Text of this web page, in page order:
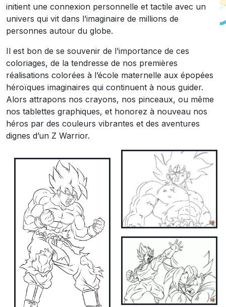
initient une connexion personnelle et tactile avec un
univers qui vit dans l’imaginaire de millions de
personnes autour du globe.
Il est bon de se souvenir de l’importance de ces
coloriages, de la tendresse de nos premières
réalisations colorées à l’école maternelle aux épopées
héroïques imaginaires qui continuent à nous guider.
Alors attrapons nos crayons, nos pinceaux, ou même
nos tablettes graphiques, et honorez à nouveau nos
héros par des couleurs vibrantes et des aventures
dignes d’un Z Warrior.